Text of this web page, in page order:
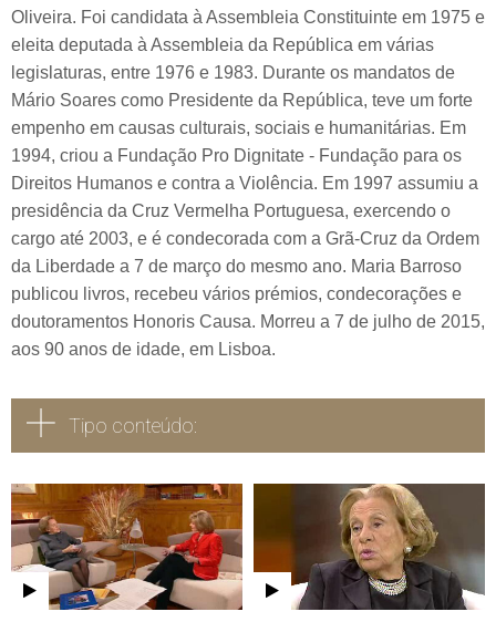
Oliveira. Foi candidata à Assembleia Constituinte em 1975 e
eleita deputada à Assembleia da República em várias
legislaturas, entre 1976 e 1983. Durante os mandatos de
Mário Soares como Presidente da República, teve um forte
empenho em causas culturais, sociais e humanitárias. Em
1994, criou a Fundação Pro Dignitate - Fundação para os
Direitos Humanos e contra a Violência. Em 1997 assumiu a
presidência da Cruz Vermelha Portuguesa, exercendo o
cargo até 2003, e é condecorada com a Grã-Cruz da Ordem
da Liberdade a 7 de março do mesmo ano. Maria Barroso
publicou livros, recebeu vários prémios, condecorações e
doutoramentos Honoris Causa. Morreu a 7 de julho de 2015,
aos 90 anos de idade, em Lisboa.
Tipo conteúdo:
Todos Vídeo Áudio